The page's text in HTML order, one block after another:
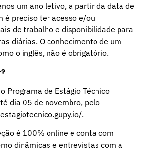
um ano letivo, a partir da data de
é preciso ter acesso e/ou
de trabalho e disponibilidade para
diárias. O conhecimento de um
o inglês, não é obrigatório.
Programa de Estágio Técnico
dia 05 de novembro, pelo
.
é 100% online e conta com
dinâmicas e entrevistas com a